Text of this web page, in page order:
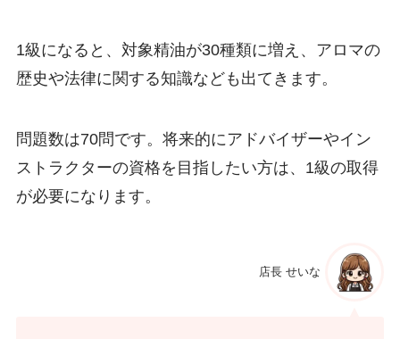
1級になると、対象精油が30種類に増え、アロマの
歴史や法律に関する知識なども出てきます。
問題数は70問です。将来的にアドバイザーやイン
ストラクターの資格を目指したい方は、1級の取得
が必要になります。
店長 せいな